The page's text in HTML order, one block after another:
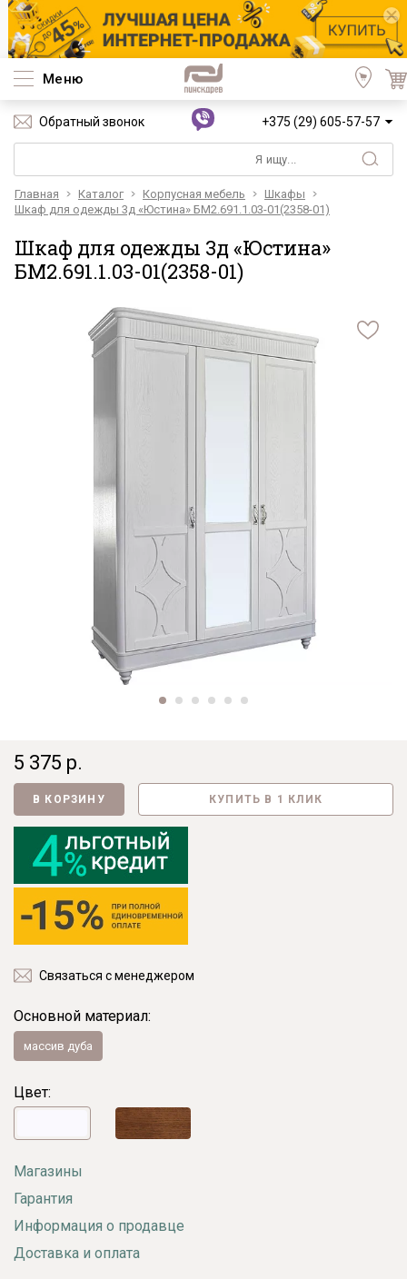
Меню
Обратный звонок +375 (29) 605-57-57
Главная Каталог Корпусная мебель
Шкафы
Шкаф для одежды 3д «Юстина» БМ2.691.1.03-01(2358-01)
Шкаф для одежды 3д «Юстина»
БМ2.691.1.03-01(2358-01)
5 375 р.
В КОРЗИНУ КУПИТЬ В 1 КЛИК
Связаться с менеджером
Основной материал:
массив дуба
Цвет:
Магазины
Гарантия
Информация о продавце
Доставка и оплата